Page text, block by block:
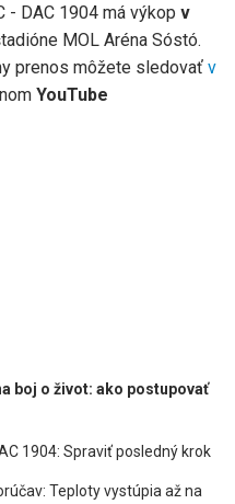
- DAC 1904 má výkop v
MOL Aréna Sóstó.
prenos môžete sledovať v
YouTube
boj o život: ako postupovať
1904: Spraviť posledný krok
Teploty vystúpia až na